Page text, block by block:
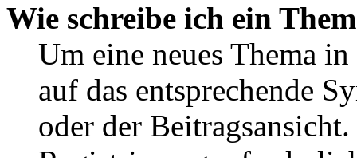
Wie schreibe ich ein
Um eine neues Thema
auf das entsprechende
oder der